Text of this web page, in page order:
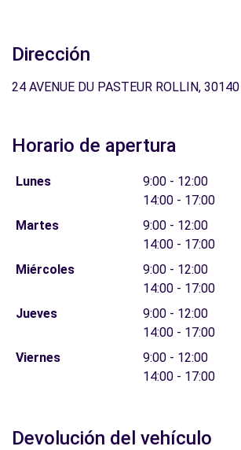
Dirección
24 AVENUE DU PASTEUR ROLLIN,
Horario de apertura
Lunes
9:00 - 12:00
14:00 - 17:00
Martes
9:00 - 12:00
14:00 - 17:00
Miércoles
9:00 - 12:00
14:00 - 17:00
Jueves
9:00 - 12:00
14:00 - 17:00
Viernes
9:00 - 12:00
14:00 - 17:00
Devolución del vehículo